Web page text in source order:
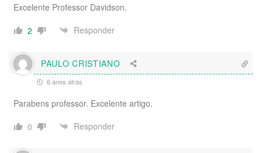
Excelente Professor Davidson.
2
Responder
PAULO CRISTIANO
6 anos atrás
Parabens professor. Excelente artigo.
0
Responder